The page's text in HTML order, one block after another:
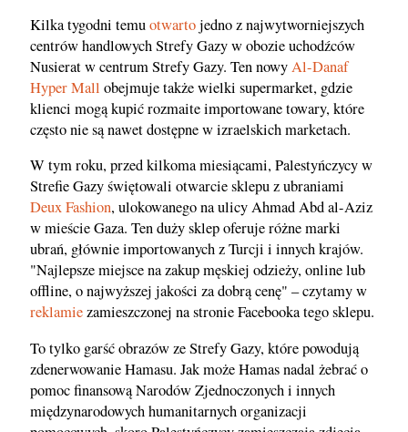
Kilka tygodni temuotwartojedno z najwytworniejszych
centrów handlowych Strefy Gazy w obozie uchodźców
Nusierat w centrum Strefy Gazy. Ten nowyAl-Danaf
Hyper Mall obejmuje także wielki supermarket, gdzie
klienci mogą kupić rozmaite importowane towary, które
często nie są nawet dostępne w izraelskich marketach.
W tym roku, przed kilkoma miesiącami, Palestyńczycy w
Strefie Gazy świętowali otwarcie sklepu z ubraniami
Deux Fashion, ulokowanego na ulicy Ahmad Abd al-Aziz
w mieście Gaza. Ten duży sklep oferuje różne marki
ubrań, głównie importowanych z Turcji i innych krajów.
"Najlepsze miejsce na zakup męskiej odzieży, online lub
offline, o najwyższej jakości za dobrą cenę" – czytamy w
reklamiezamieszczonej na stronie Facebooka tego sklepu.
To tylko garść obrazów ze Strefy Gazy, które powodują
zdenerwowanie Hamasu. Jak może Hamas nadal żebrać o
pomoc finansową Narodów Zjednoczonych i innych
międzynarodowych humanitarnych organizacji